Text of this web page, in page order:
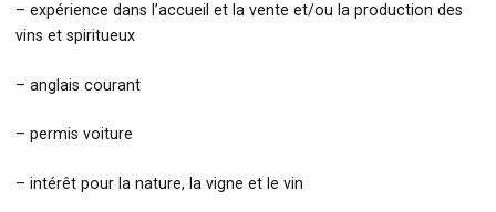
– expérience dans l’accueil et la vente et/ou la production des
vins et spiritueux
– anglais courant
– permis voiture
– intérêt pour la nature, la vigne et le vin